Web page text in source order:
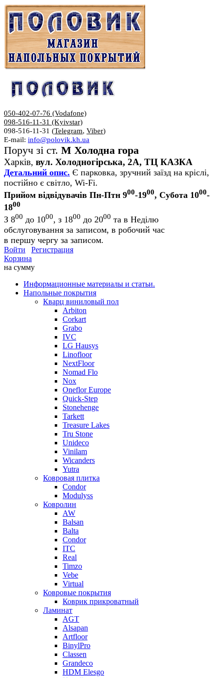
050-402-07-76 (Vodafone)
098-516-11-31 (Kyivstar)
098-516-11-31 (Telegram, Viber)
E-mail: info@polovik.kh.ua
Поруч зі ст. М Холодна гора
Харків, вул. Холодногірська, 2А, ТЦ КАЗКА
Детальний опис. Є парковка, зручний заїзд на кріслі,
постійно є світло, Wi-Fi.
Прийом відвідувачів Пн-Птн 900-1900, Субота 1000-
1800
З 800 до 1000, з 1800 до 2000 та в Неділю
обслуговування за записом, в робочий час
в першу чергу за записом.
Войти
Регистрация
Корзина
на сумму
Информационные материалы и статьи.
Напольные покрытия
Кварц виниловый пол
Arbiton
Corkart
Grabo
IVC
LG Hausys
Linofloor
NextFloor
Nomad Flo
Nox
Oneflor Europe
Quick-Step
Stonehenge
Tarkett
Treasure Lakes
Tru Stone
Unideco
Vinilam
Wicanders
Yutra
Ковровая плитка
Condor
Modulyss
Ковролин
AW
Balsan
Balta
Condor
ITC
Real
Timzo
Vebe
Virtual
Ковровые покрытия
Коврик прикроватный
Ламинат
AGT
Alsapan
Artfloor
BinylPro
Classen
Grandeco
HDM Elesgo